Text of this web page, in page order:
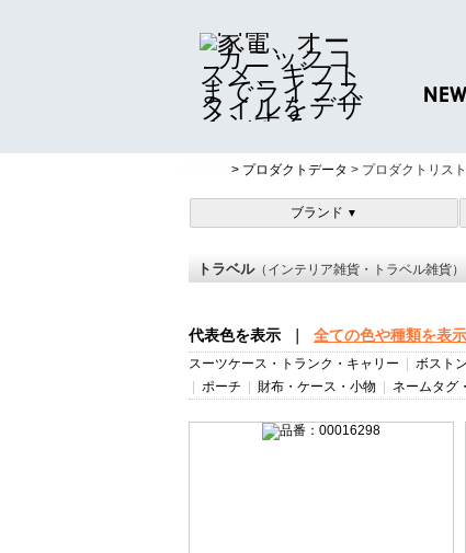
プレスリリ
> プロダクトデータ > プロダクトリス
ブランド ▼
トラベル（インテリア雑貨・トラベル雑貨）
代表色を表示 全ての色や種類を表示
スーツケース・トランク・キャリー ボスト
ポーチ 財布・ケース・小物 ネームタグ